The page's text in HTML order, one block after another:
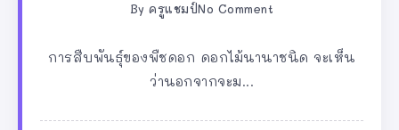
By ครูแชมป์No Comment
การสืบพันธุ์ของพืชดอก ดอกไม้นานาชนิด จะเห็น
ว่านอกจากจะม...